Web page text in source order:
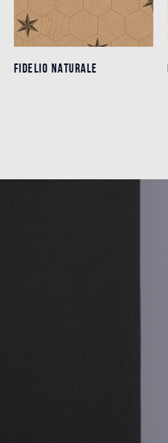
FIDELIO NATURALE
FIDELIO NATURALE